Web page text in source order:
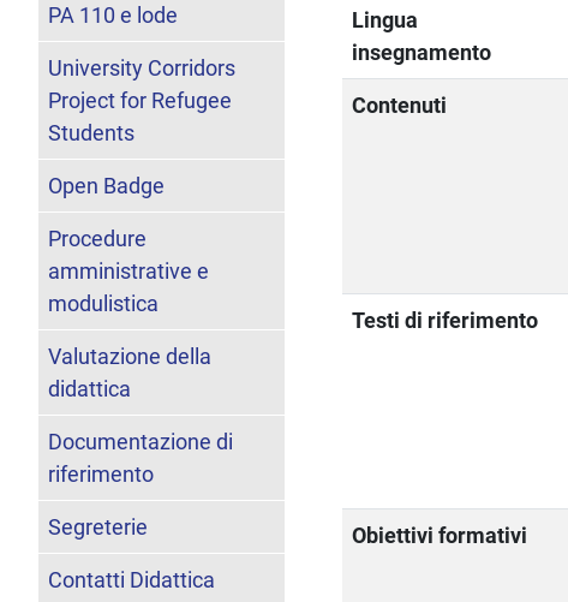
Lingua
insegnamento
Contenuti
Testi di riferimento
Obiettivi formativi
PA 110 e lode
University Corridors
Project for Refugee
Students
Open Badge
Procedure
amministrative e
modulistica
Valutazione della
didattica
Documentazione di
riferimento
Segreterie
Contatti Didattica